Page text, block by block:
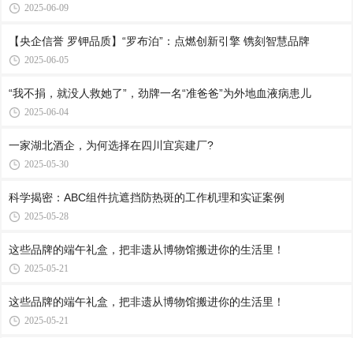
2025-06-09
【央企信誉 罗钾品质】“罗布泊”：点燃创新引擎 镌刻智慧品牌
2025-06-05
“我不捐，就没人救她了”，劲牌一名“准爸爸”为外地血液病患儿
2025-06-04
一家湖北酒企，为何选择在四川宜宾建厂?
2025-05-30
科学揭密：ABC组件抗遮挡防热斑的工作机理和实证案例
2025-05-28
这些品牌的端午礼盒，把非遗从博物馆搬进你的生活里！
2025-05-21
这些品牌的端午礼盒，把非遗从博物馆搬进你的生活里！
2025-05-21